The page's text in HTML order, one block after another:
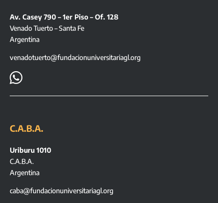
Av. Casey 790 – 1er Piso – Of. 128
Venado Tuerto – Santa Fe
Argentina
venadotuerto@fundacionuniversitariagl.org

C.A.B.A.
Uriburu 1010
C.A.B.A.
Argentina
caba@fundacionuniversitariagl.org